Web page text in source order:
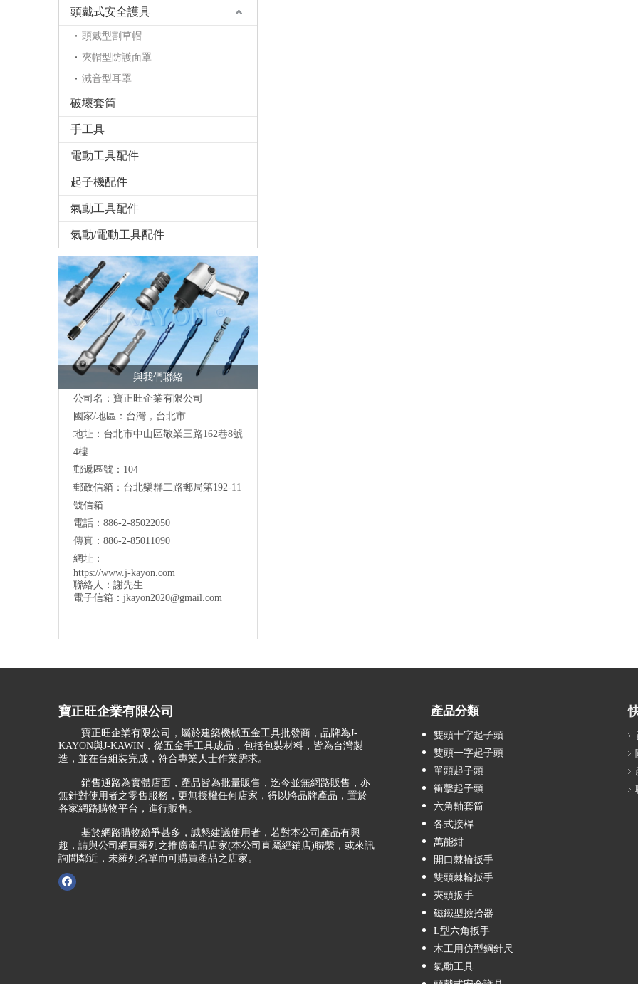
頭戴式安全護具
頭戴型割草帽
夾帽型防護面罩
減音型耳罩
破壞套筒
手工具
電動工具配件
起子機配件
氣動工具配件
氣動/電動工具配件
與我們聯絡
公司名：寶正旺企業有限公司
國家/地區：台灣，台北市
地址：台北市中山區敬業三路162巷8號
4樓
郵遞區號：104
郵政信箱：台北樂群二路郵局第192-11
號信箱
電話：886-2-85022050
傳真：886-2-85011090
網址：
https://www.j-kayon.com
聯絡人：謝先生
電子信箱： jkayon2020@gmail.com
寶正旺企業有限公司
寶正旺企業有限公司，屬於建築機械五金工具批發商，品牌為J-
KAYON與J-KAWIN，從五金手工具成品，包括包裝材料，皆為台灣製
造，並在台組裝完成，符合專業人士作業需求。
銷售通路為實體店面，產品皆為批量販售，迄今並無網路販售，亦
無針對使用者之零售服務，更無授權任何店家，得以將品牌產品，置於
各家網路購物平台，進行販售。
基於網路購物紛爭甚多，誠懇建議使用者，若對本公司產品有興
趣，請與公司網頁羅列之推廣產品店家(本公司直屬經銷店)聯繫，或來訊
詢問鄰近，未羅列名單而可購買產品之店家。
產品分類
雙頭十字起子頭
雙頭一字起子頭
單頭起子頭
衝擊起子頭
六角軸套筒
各式接桿
萬能鉗
開口棘輪扳手
雙頭棘輪扳手
夾頭扳手
磁鐵型撿拾器
L型六角扳手
木工用仿型鋼針尺
氣動工具